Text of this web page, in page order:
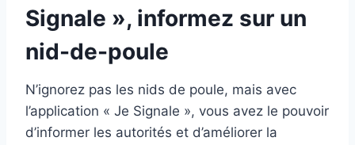
Signale », informez sur un
nid-de-poule
N’ignorez pas les nids de poule, mais avec
l’application « Je Signale », vous avez le pouvoir
d’informer les autorités et d’améliorer la